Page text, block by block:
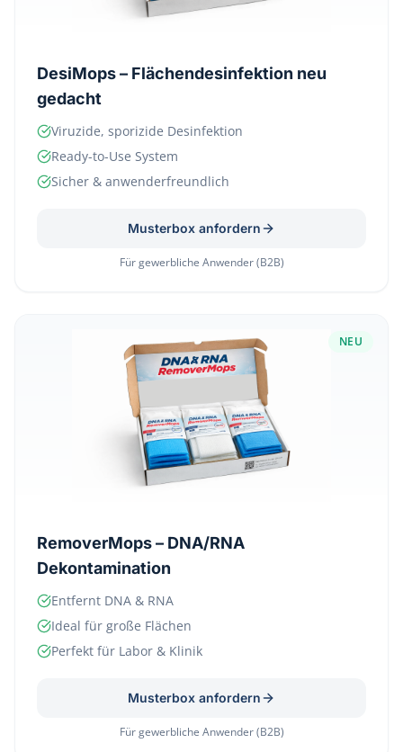
DesiMops – Flächendesinfektion neu
gedacht
Viruzide, sporizide Desinfektion
Ready-to-Use System
Sicher & anwenderfreundlich
Musterbox anfordern
Für gewerbliche Anwender (B2B)
NEU
RemoverMops – DNA/RNA
Dekontamination
Entfernt DNA & RNA
Ideal für große Flächen
Perfekt für Labor & Klinik
Musterbox anfordern
Für gewerbliche Anwender (B2B)